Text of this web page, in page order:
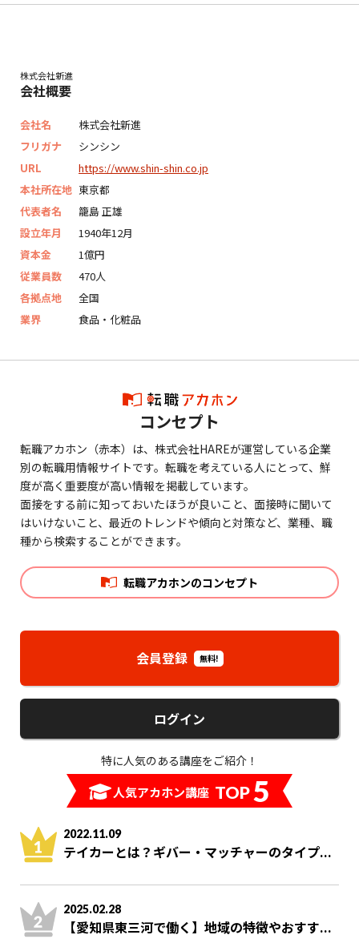
株式会社新進
会社概要
会社名
株式会社新進
フリガナ
シンシン
URL
https://www.shin-shin.co.jp
本社所在地 東京都
代表者名
籠島 正雄
設立年月
1940年12月
資本金
1億円
従業員数
470人
各拠点地
全国
業界
食品・化粧品
コンセプト
転職アカホン（赤本）は、株式会社HAREが運営している企業
別の転職用情報サイトです。転職を考えている人にとって、鮮
度が高く重要度が高い情報を掲載しています。
面接をする前に知っておいたほうが良いこと、面接時に聞いて
はいけないこと、最近のトレンドや傾向と対策など、業種、職
種から検索することができます。
転職アカホンのコンセプト
会員登録 無料!
ログイン
特に人気のある講座をご紹介！
人気アカホン講座 TOP5
2022.11.09
テイカーとは？ギバー・マッチャーのタイプ...
2025.02.28
【愛知県東三河で働く】地域の特徴やおすす...